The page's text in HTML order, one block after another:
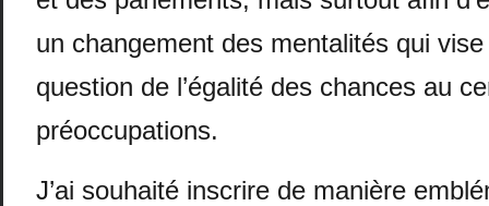
un changement des mentalités qui
question de l’égalité des chances au
préoccupations.
J’ai souhaité inscrire de manière